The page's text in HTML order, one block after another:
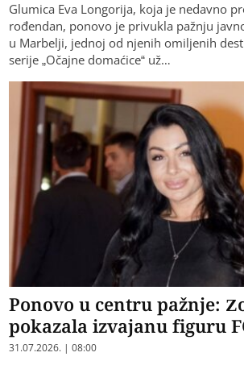
Glumica Eva Longorija, koja je nedavno
rođendan, ponovo je privukla pažnju
u Marbelji, jednoj od njenih omiljenih
serije „Očajne domaćice“ už…
Ponovo u centru pažnje:
pokazala izvajanu figuru
31.07.2026. | 08:00